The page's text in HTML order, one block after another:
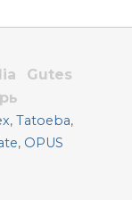
Gutes
,Tatoeba,
, OPUS